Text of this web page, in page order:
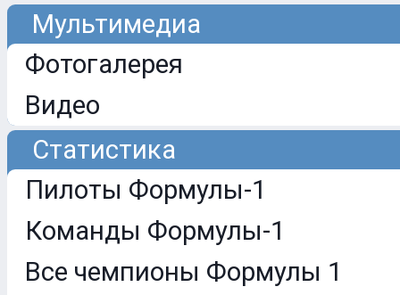
Мультимедиа
Фотогалерея
Видео
Статистика
Пилоты Формулы-1
Команды Формулы-1
Все чемпионы Формулы 1